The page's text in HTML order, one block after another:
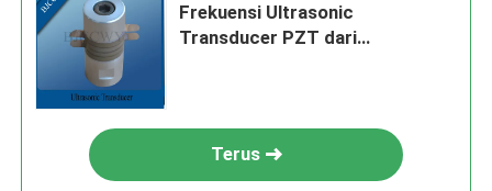
Frekuensi Ultrasonic
Transducer PZT dari
Terus